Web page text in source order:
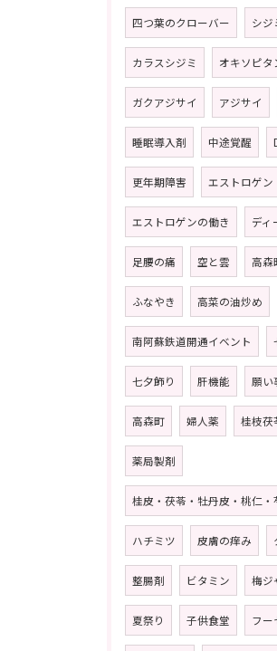
四つ葉のクローバー シジ
カラスシジミ オキソピタ
ガクアジサイ アジサイ
睡眠導入剤 中途覚醒
更年期障害 エストロゲン
エストロゲンの働き ディ
足腰の痛 空と雲 高森
ふなやき 高菜の油炒め
南阿蘇鉄道開通イベント
七夕飾り 肝機能 願い
高森町 婦人薬 桂枝茯
薬局製剤
桂皮・茯苓・牡丹皮・桃仁・
ハチミツ 皮膚の痒み
整腸剤 ビタミン 梅ジ
夏祭り 子供食堂 フー